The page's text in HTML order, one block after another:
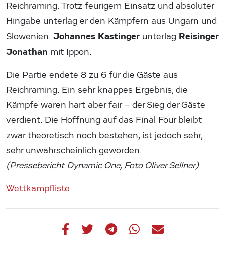
Reichraming. Trotz feurigem Einsatz und absoluter
Hingabe unterlag er den Kämpfern aus Ungarn und
Slowenien. Johannes Kastinger unterlag Reisinger
Jonathan mit Ippon.
Die Partie endete 8 zu 6 für die Gäste aus
Reichraming. Ein sehr knappes Ergebnis, die
Kämpfe waren hart aber fair – der Sieg der Gäste
verdient. Die Hoffnung auf das Final Four bleibt
zwar theoretisch noch bestehen, ist jedoch sehr,
sehr unwahrscheinlich geworden.
(Pressebericht Dynamic One, Foto Oliver Sellner)
Wettkampfliste